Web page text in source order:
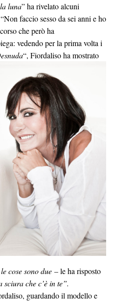
luna” ha rivelato alcuni
faccio sesso da sei anni e ho
che però ha
vedendo per la prima volta i
“, Fiordaliso ha mostrato
cose sono due – le ha risposto
sciura che c’è in te”.
guardando il modello e